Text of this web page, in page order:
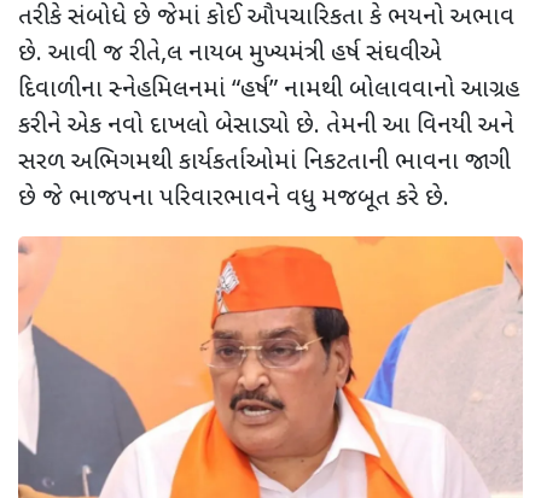
તરીકે સંબોધે છે જેમાં કોઈ ઔપચારિકતા કે ભયનો અભાવ
છે. આવી જ રીતે,લ નાયબ મુખ્યમંત્રી હર્ષ સંઘવીએ
દિવાળીના સ્નેહમિલનમાં “હર્ષ” નામથી બોલાવવાનો આગ્રહ
કરીને એક નવો દાખલો બેસાડ્યો છે. તેમની આ વિનયી અને
સરળ અભિગમથી કાર્યકર્તાઓમાં નિકટતાની ભાવના જાગી
છે જે ભાજપના પરિવારભાવને વધુ મજબૂત કરે છે.